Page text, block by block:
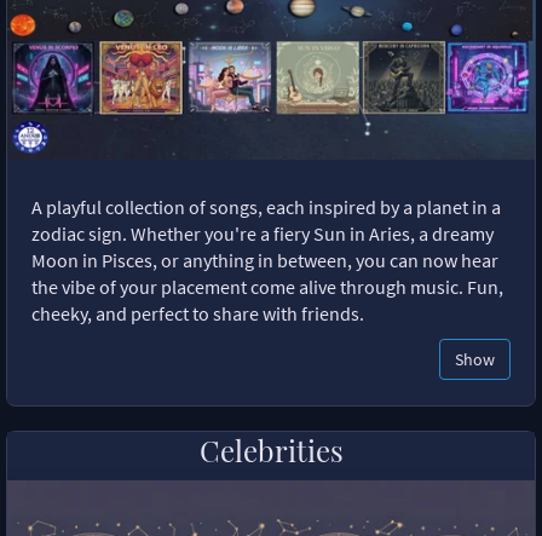
A playful collection of songs, each inspired by a planet in a
zodiac sign. Whether you're a fiery Sun in Aries, a dreamy
Moon in Pisces, or anything in between, you can now hear
the vibe of your placement come alive through music. Fun,
cheeky, and perfect to share with friends.
Show
Celebrities